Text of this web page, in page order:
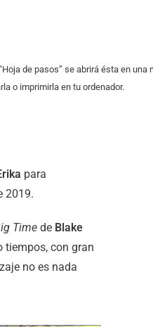
de pasos” se abrirá ésta en
o imprimirla en tu ordenador.
para
2019.
Time de Blake
tiempos, con gran
no es nada